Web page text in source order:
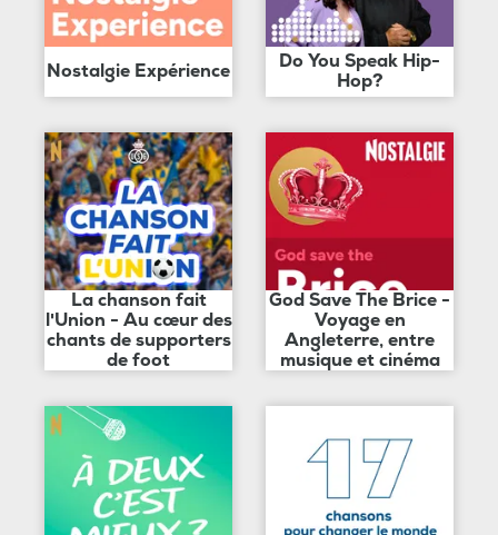
Nostalgie Expérience
Do You Speak Hip-
Hop?
La chanson fait
l'Union - Au cœur des
chants de supporters
de foot
God Save The Brice -
Voyage en
Angleterre, entre
musique et cinéma